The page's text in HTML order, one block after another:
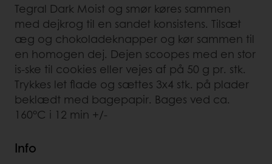
Tegral Dark Moist og smør køres sammen
med dejkrog til en sandet konsistens. Tilsæt
æg og chokoladeknapper og kør sammen til
en homogen dej. Dejen scoopes med en stor
is-ske til cookies eller vejes af på 50 g pr. stk.
Trykkes let flade og sættes 3x4 stk. på plader
beklædt med bagepapir. Bages ved ca.
160°C i 12 min +/-
Info